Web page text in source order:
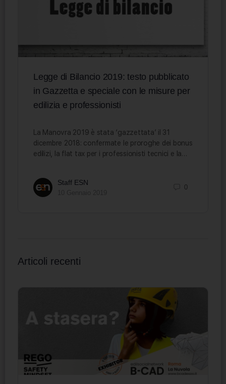
Legge di Bilancio 2019: testo pubblicato
in Gazzetta e speciale con le misure per
edilizia e professionisti
La Manovra 2019 è stata ‘gazzettata’ il 31
dicembre 2018: confermate le proroghe dei bonus
edilizi, la flat tax per i professionisti tecnici e la…
Staff ESN
0
Articoli recenti